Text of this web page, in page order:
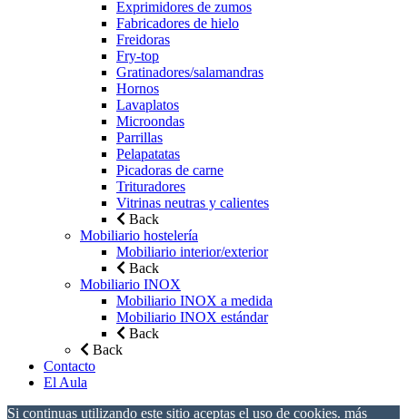
Exprimidores de zumos
Fabricadores de hielo
Freidoras
Fry-top
Gratinadores/salamandras
Hornos
Lavaplatos
Microondas
Parrillas
Pelapatatas
Picadoras de carne
Trituradores
Vitrinas neutras y calientes
Back
Mobiliario hostelería
Mobiliario interior/exterior
Back
Mobiliario INOX
Mobiliario INOX a medida
Mobiliario INOX estándar
Back
Back
Contacto
El Aula
Si continuas utilizando este sitio aceptas el uso de cookies. más